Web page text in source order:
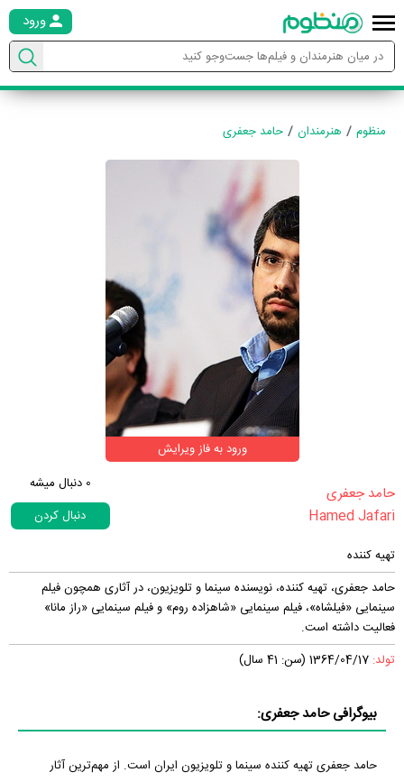
ورود
منظوم هنرمندان حامد جعفری
ورود به فاز ویرایش
‏حامد جعفری‏
Hamed Jafari
0 دنبال میشه
دنبال کردن
تهیه کننده
حامد جعفری، تهیه کننده، نویسنده سینما و تلویزیون، در آثاری همچون فیلم
سینمایی «فیلشاه»، فیلم سینمایی «شاهزاده روم» و فیلم سینمایی «راز مانا»
فعالیت داشته است.
تولد:
بیوگرافی حامد جعفری:
حامد جعفری تهیه کننده سینما و تلویزیون ایران است. از مهم‌ترین آثار